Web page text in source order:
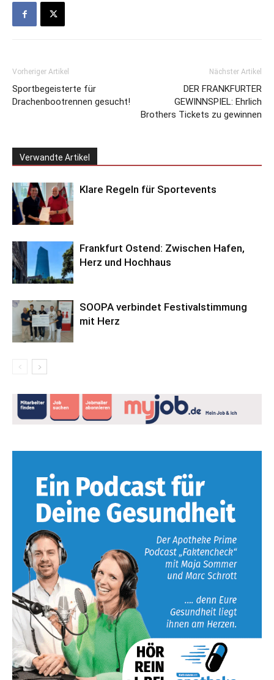
Vorheriger Artikel
Sportbegeisterte für
Drachenbootrennen gesucht!
Nächster Artikel
DER FRANKFURTER
GEWINNSPIEL: Ehrlich
Brothers Tickets zu gewinnen
Verwandte Artikel
Klare Regeln für Sportevents
Frankfurt Ostend: Zwischen Hafen,
Herz und Hochhaus
SOOPA verbindet Festivalstimmung
mit Herz